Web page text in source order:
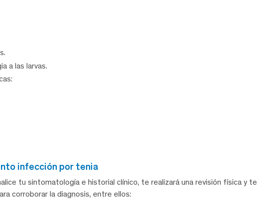
a las larvas.
infección por tenia
tu sintomatología e historial clínico, te realizará una revisión física y te
corroborar la diagnosis, entre ellos: